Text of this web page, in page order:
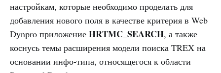
настройкам, которые необходимо проделать для
добавления нового поля в качестве критерия в Web
Dynpro приложение HRTMC_SEARCH, а также
коснусь темы расширения модели поиска TREX на
основании инфо-типа, относящегося к области